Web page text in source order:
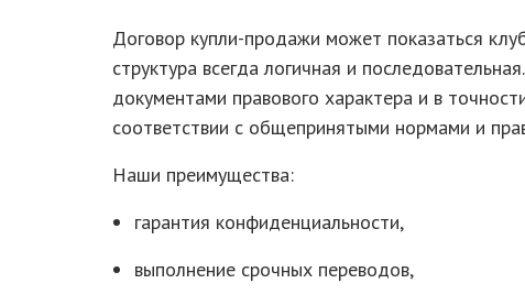
Договор купли-продажи может показаться
структура всегда логичная и
документами правового характера и в
соответствии с общепринятыми нормами и
Наши преимущества:
гарантия конфиденциальности,
выполнение срочных переводов,